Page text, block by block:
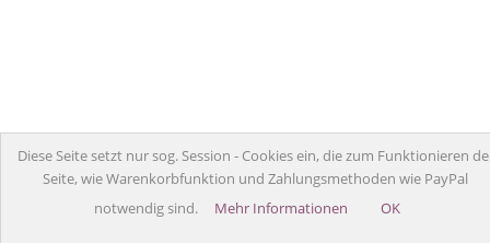
Diese Seite setzt nur sog. Session - Cookies ein, die zum Funktionieren
Seite, wie Warenkorbfunktion und Zahlungsmethoden wie PayPal
notwendig sind.
Mehr Informationen OK